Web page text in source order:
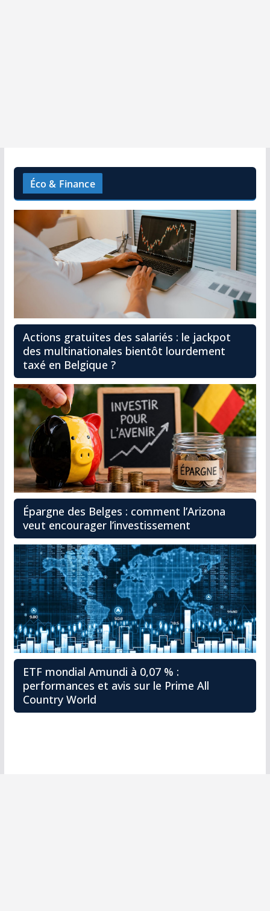
Éco & Finance
Actions gratuites des salariés : le jackpot
des multinationales bientôt lourdement
taxé en Belgique ?
Épargne des Belges : comment l’Arizona
veut encourager l’investissement
ETF mondial Amundi à 0,07 % :
performances et avis sur le Prime All
Country World